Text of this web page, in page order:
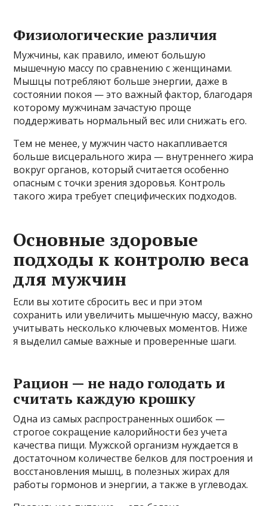
Физиологические различия
Мужчины, как правило, имеют большую
мышечную массу по сравнению с женщинами.
Мышцы потребляют больше энергии, даже в
состоянии покоя — это важный фактор, благодаря
которому мужчинам зачастую проще
поддерживать нормальный вес или снижать его.
Тем не менее, у мужчин часто накапливается
больше висцерального жира — внутреннего жира
вокруг органов, который считается особенно
опасным с точки зрения здоровья. Контроль
такого жира требует специфических подходов.
Основные здоровые
подходы к контролю веса
для мужчин
Если вы хотите сбросить вес и при этом
сохранить или увеличить мышечную массу, важно
учитывать несколько ключевых моментов. Ниже
я выделил самые важные и проверенные шаги.
Рацион — не надо голодать и
считать каждую крошку
Одна из самых распространенных ошибок —
строгое сокращение калорийности без учета
качества пищи. Мужской организм нуждается в
достаточном количестве белков для построения и
восстановления мышц, в полезных жирах для
работы гормонов и энергии, а также в углеводах.